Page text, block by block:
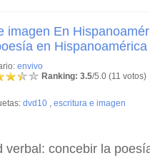
imagen En
en
envivo
Ranking: 3.5/5.0 (11 votos)
dvd10 , escritura e imagen
verbal: concebir la